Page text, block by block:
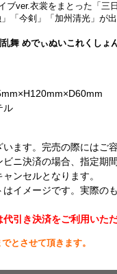
ブver.衣裳をまとった「三
「今剣」「加州清光」が出
舞 めでぃぬいこれくしょ
ル
います。完売の際にはご
ビニ決済の場合、指定期
ンセルとなります。
はイメージです。実際の
代引き決済をご利用いた
とさせて頂きます。